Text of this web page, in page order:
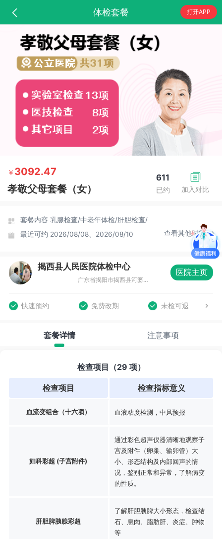
体检套餐 打开APP
加入对比
611
已约
￥ 3092.47
孝敬父母套餐（女）
套餐内容 乳腺检查/中老年体检/肝胆检查/
最近可约 2026/08/08、2026/08/10 查看其他时间
揭西县人民医院体检中心
广东省揭阳市揭西县河婆街道党校路7号，揭西县人民医院住院综合楼一楼体检中心
医院主页
快速预约 免费改期 未检可退
套餐详情 注意事项
检查项目（29 项）
检查项目 检查指标意义
血流变组合（十六项） 血液粘度检测，中风预报
妇科彩超 (子宫附件)
通过彩色超声仪器清晰地观察子
宫及附件（卵巢、输卵管）大
小、形态结构及内部回声的情
况，鉴别正常和异常，了解病变
的性质。
肝胆脾胰腺彩超
了解肝胆胰脾大小形态，检查结
石、息肉、脂肪肝、炎症、肿物
等